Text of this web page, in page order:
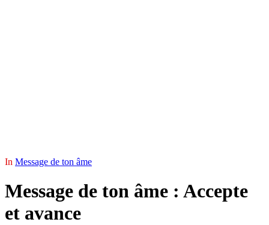
In Message de ton âme
Message de ton âme : Accepte
et avance